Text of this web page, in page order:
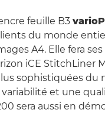
feuille B3
du monde
A4. Elle fera
iCE StitchLiner
sophistiquées
et une
sera aussi en